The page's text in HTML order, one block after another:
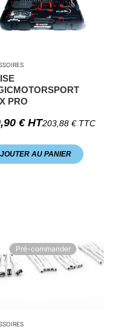
PRO
€HT203,88 €TTC
AU PANIER
Pré-commander